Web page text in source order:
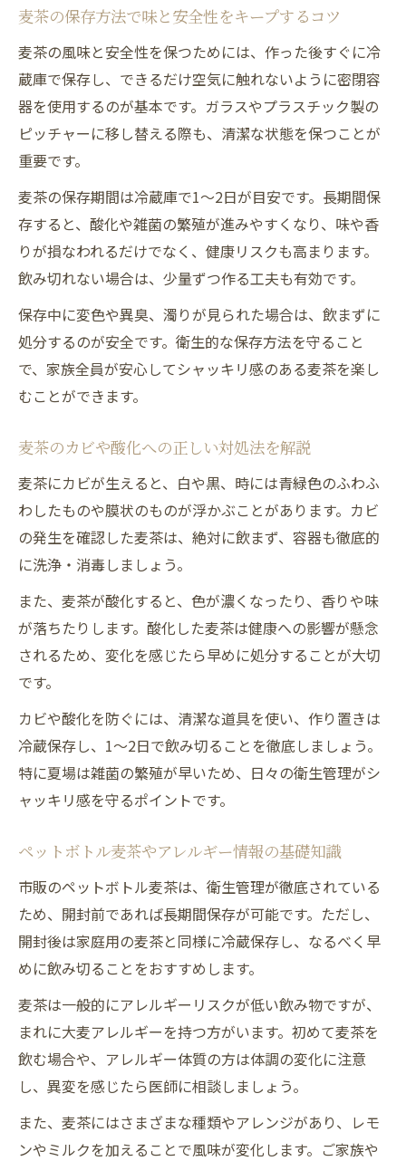
麦茶の保存方法で味と安全性をキープするコツ
麦茶の風味と安全性を保つためには、作った後すぐに冷
蔵庫で保存し、できるだけ空気に触れないように密閉容
器を使用するのが基本です。ガラスやプラスチック製の
ピッチャーに移し替える際も、清潔な状態を保つことが
重要です。
麦茶の保存期間は冷蔵庫で1～2日が目安です。長期間保
存すると、酸化や雑菌の繁殖が進みやすくなり、味や香
りが損なわれるだけでなく、健康リスクも高まります。
飲み切れない場合は、少量ずつ作る工夫も有効です。
保存中に変色や異臭、濁りが見られた場合は、飲まずに
処分するのが安全です。衛生的な保存方法を守ること
で、家族全員が安心してシャッキリ感のある麦茶を楽し
むことができます。
麦茶のカビや酸化への正しい対処法を解説
麦茶にカビが生えると、白や黒、時には青緑色のふわふ
わしたものや膜状のものが浮かぶことがあります。カビ
の発生を確認した麦茶は、絶対に飲まず、容器も徹底的
に洗浄・消毒しましょう。
また、麦茶が酸化すると、色が濃くなったり、香りや味
が落ちたりします。酸化した麦茶は健康への影響が懸念
されるため、変化を感じたら早めに処分することが大切
です。
カビや酸化を防ぐには、清潔な道具を使い、作り置きは
冷蔵保存し、1～2日で飲み切ることを徹底しましょう。
特に夏場は雑菌の繁殖が早いため、日々の衛生管理がシ
ャッキリ感を守るポイントです。
ペットボトル麦茶やアレルギー情報の基礎知識
市販のペットボトル麦茶は、衛生管理が徹底されている
ため、開封前であれば長期間保存が可能です。ただし、
開封後は家庭用の麦茶と同様に冷蔵保存し、なるべく早
めに飲み切ることをおすすめします。
麦茶は一般的にアレルギーリスクが低い飲み物ですが、
まれに大麦アレルギーを持つ方がいます。初めて麦茶を
飲む場合や、アレルギー体質の方は体調の変化に注意
し、異変を感じたら医師に相談しましょう。
また、麦茶にはさまざまな種類やアレンジがあり、レモ
ンやミルクを加えることで風味が変化します。ご家族や